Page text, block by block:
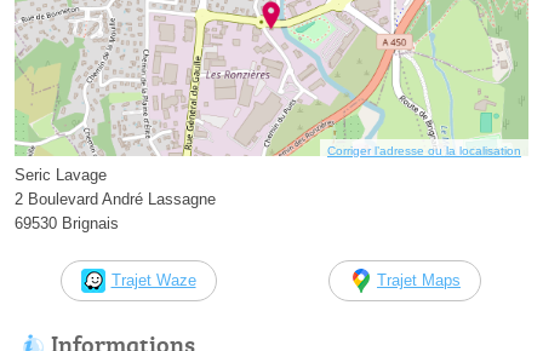
Corriger l’adresse ou la localisation
Seric Lavage
2 Boulevard André Lassagne
69530 Brignais
Trajet Waze Trajet Maps
Informations